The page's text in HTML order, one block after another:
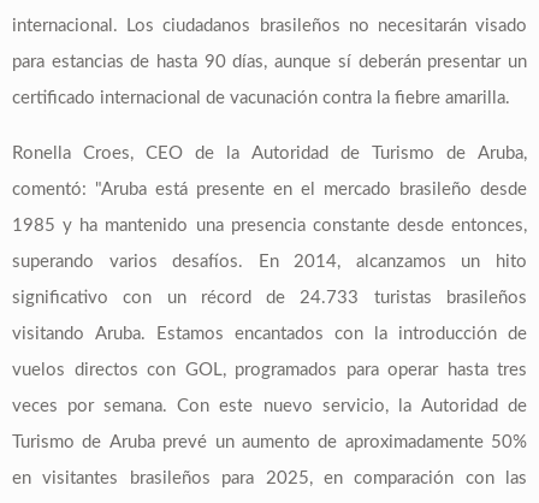
internacional. Los ciudadanos brasileños no necesitarán visado
para estancias de hasta 90 días, aunque sí deberán presentar un
certificado internacional de vacunación contra la fiebre amarilla.
Ronella Croes, CEO de la Autoridad de Turismo de Aruba,
comentó: "Aruba está presente en el mercado brasileño desde
1985 y ha mantenido una presencia constante desde entonces,
superando varios desafíos. En 2014, alcanzamos un hito
significativo con un récord de 24.733 turistas brasileños
visitando Aruba. Estamos encantados con la introducción de
vuelos directos con GOL, programados para operar hasta tres
veces por semana. Con este nuevo servicio, la Autoridad de
Turismo de Aruba prevé un aumento de aproximadamente 50%
en visitantes brasileños para 2025, en comparación con las